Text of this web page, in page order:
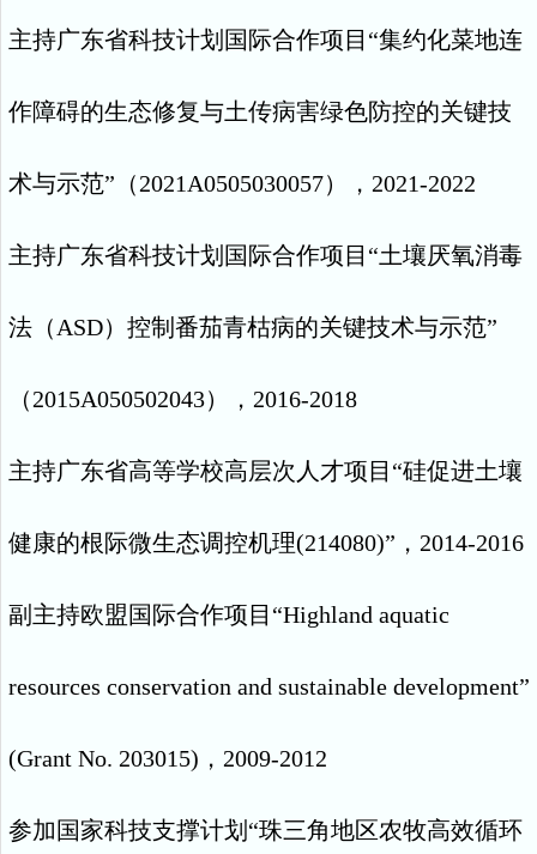
主持广东省科技计划国际合作项目“集约化菜地连
作障碍的生态修复与土传病害绿色防控的关键技
术与示范” （2021A0505030057）， 2021-2022
主持广东省科技计划国际合作项目 “土壤厌氧消毒
法（ ASD）控制番茄青枯病的关键技术与示范”
（2015A050502043）， 2016-2018
主持广东省高等学校高层次人才项目 “硅促进土壤
健康的根际微生态调控机理(214080)” ， 2014-2016
副主持欧盟国际合作项目 “Highland aquatic
resources conservation and sustainable development”
(Grant No. 203015) ， 2009-2012
参加国家科技支撑计划 “珠三角地区农牧高效循环